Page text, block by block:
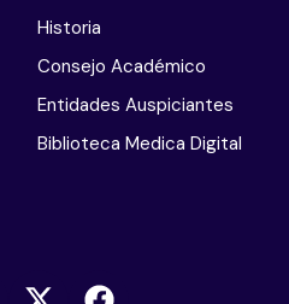
Historia
Consejo Académico
Entidades Auspiciantes
Biblioteca Medica Digital